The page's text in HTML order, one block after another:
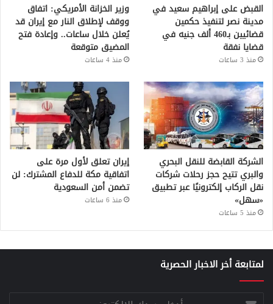
القبض على إبراهيم سعيد في
مدينة نصر لتنفيذ حكمين
قضائيين بـ460 ألف جنيه في
قضايا نفقة
منذ 3 ساعات
وزير الخزانة الأمريكي: اتفاق
ووقف لإطلاق النار مع إيران قد
يُعلن خلال ساعات.. وإعادة فتح
المضيق متوقعة
منذ 4 ساعات
الشركة القابضة للنقل البحري
والبري تتيح حجز رحلات شركات
نقل الركاب إلكترونيًا عبر تطبيق
«سهل»
منذ 5 ساعات
إيران تعلق لأول مرة على
اتفاقية مكة للدفاع المشترك: لن
تضمن أمن السعودية
منذ 6 ساعات
لمتابعة أخر الاخبار الحصرية
أدخل